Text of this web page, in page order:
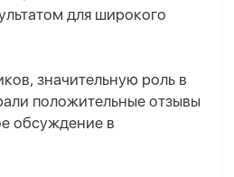
для широкого
значительную роль в
положительные отзывы
обсуждение в